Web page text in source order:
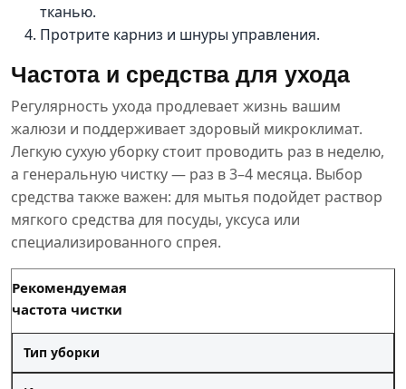
тканью.
Протрите карниз и шнуры управления.
Частота и средства для ухода
Регулярность ухода продлевает жизнь вашим
жалюзи и поддерживает здоровый микроклимат.
Легкую сухую уборку стоит проводить раз в неделю,
а генеральную чистку — раз в 3–4 месяца. Выбор
средства также важен: для мытья подойдет раствор
мягкого средства для посуды, уксуса или
специализированного спрея.
Рекомендуемая
частота чистки
Тип уборки